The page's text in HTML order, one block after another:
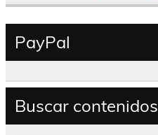
PayPal
Buscar contenidos